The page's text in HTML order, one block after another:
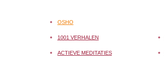
OSHO
1001 VERHALEN
ACTIEVE MEDITATIES